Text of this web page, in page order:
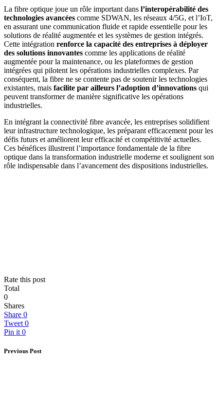
La fibre optique joue un rôle important dans l’interopérabilité des
technologies avancées comme SDWAN, les réseaux 4/5G, et l’IoT,
en assurant une communication fluide et rapide essentielle pour les
solutions de réalité augmentée et les systèmes de gestion intégrés.
Cette intégration renforce la capacité des entreprises à déployer
des solutions innovantes comme les applications de réalité
augmentée pour la maintenance, ou les plateformes de gestion
intégrées qui pilotent les opérations industrielles complexes. Par
conséquent, la fibre ne se contente pas de soutenir les technologies
existantes, mais facilite par ailleurs l’adoption d’innovations qui
peuvent transformer de manière significative les opérations
industrielles.
En intégrant la connectivité fibre avancée, les entreprises solidifient
leur infrastructure technologique, les préparant efficacement pour les
défis futurs et améliorent leur efficacité et compétitivité actuelles.
Ces bénéfices illustrent l’importance fondamentale de la fibre
optique dans la transformation industrielle moderne et soulignent son
rôle indispensable dans l’avancement des dispositions industrielles.
Rate this post
Total
0
Shares
Share 0
Tweet 0
Pin it 0
Previous Post